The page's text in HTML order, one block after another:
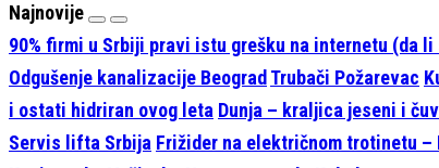
Najnovije
90% firmi u Srbiji pravi istu grešku na internetu (da li
Odgušenje kanalizacije Beograd Trubači Požarevac
i ostati hidriran ovog leta Dunja – kraljica jeseni i
Servis lifta Srbija Frižider na električnom trotinetu –